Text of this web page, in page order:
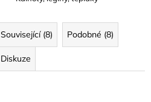
Související (8) Podobné (8)
Diskuze